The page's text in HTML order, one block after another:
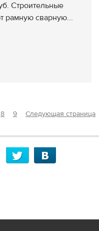
Строительные
рамную сварную...
8 9 Следующая страница